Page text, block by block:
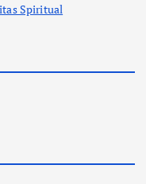
Spiritual